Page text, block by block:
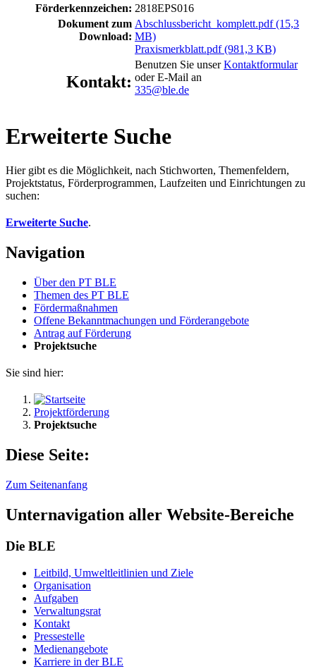
Förderkennzeichen: 2818EPS016
Dokument zum
Download:
Abschlussbericht_komplett.pdf (15,3
MB)
Praxismerkblatt.pdf (981,3 KB)
Kontakt:
Benutzen Sie unserKontaktformular
oder E-Mail an
335@ble.de
Erweiterte Suche
Hier gibt es die Möglichkeit, nach Stichworten, Themenfeldern,
Projektstatus, Förderprogrammen, Laufzeiten und Einrichtungen zu
suchen:
Erweiterte Suche.
Navigation
Über den PT BLE
The­men des PT BLE
För­der­maß­nah­men
Of­fe­ne Be­kannt­ma­chun­gen und För­der­an­ge­bo­te
An­trag auf För­de­rung
Pro­jekt­su­che
Sie sind hier:
Projektförderung
Projektsuche
Diese Seite:
Zum Seitenanfang
Unternavigation aller Website-Bereiche
Die BLE
Leit­bild, Um­welt­leit­li­ni­en und Zie­le
Or­ga­ni­sa­ti­on
Auf­ga­ben
Ver­wal­tungs­rat
Kon­takt
Pres­se­stel­le
Me­di­en­an­ge­bo­te
Kar­rie­re in der BLE